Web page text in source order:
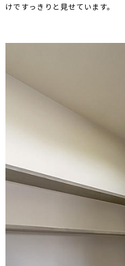
けですっきりと見せています。